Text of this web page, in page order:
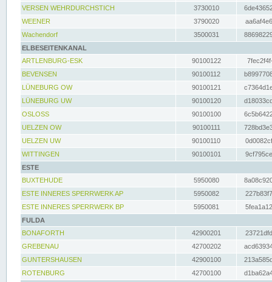
VERSEN WEHRDURCHSTICH
3730010
WEENER
3790020
Wachendorf
3500031
ELBESEITENKANAL
ARTLENBURG-ESK
90100122
BEVENSEN
90100112
LÜNEBURG OW
90100121
LÜNEBURG UW
90100120
OSLOSS
90100100
UELZEN OW
90100111
UELZEN UW
90100110
WITTINGEN
90100101
ESTE
BUXTEHUDE
5950080
ESTE INNERES SPERRWERK AP
5950082
ESTE INNERES SPERRWERK BP
5950081
FULDA
BONAFORTH
42900201
GREBENAU
42700202
GUNTERSHAUSEN
42900100
ROTENBURG
42700100